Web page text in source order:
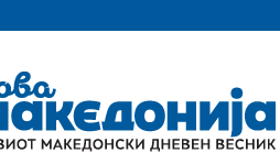
Македонија